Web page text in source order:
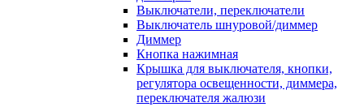
Выключатели, переключатели
Выключатель шнуровой/диммер
Диммер
Кнопка нажимная
Крышка для выключателя, кнопки,
регулятора освещенности, диммера,
переключателя жалюзи